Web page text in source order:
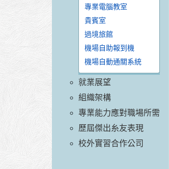
專業電腦教室
貴賓室
過境旅館
機場自助報到機
機場自動通關系統
就業展望
組織架構
專業能力應對職場所需
歷屆傑出糸友表現
校外實習合作公司